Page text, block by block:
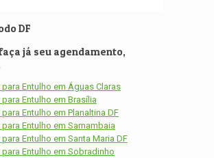
DF
já seu agendamento,
Entulho em Águas Claras
Entulho em Brasília
Entulho em Planaltina DF
Entulho em Samambaia
Entulho em Santa Maria DF
para Entulho em Sobradinho